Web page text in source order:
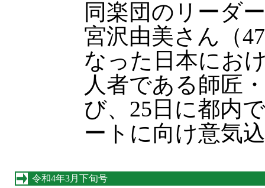
同楽団のリーダ
宮沢由美さん（
なった日本にお
人者である師匠
び、25日に都内
ートに向け意気
令和4年3月下旬号